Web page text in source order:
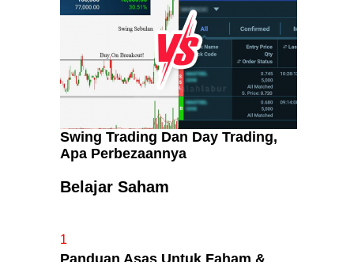
Swing Trading Dan Day Trading,
Apa Perbezaannya
Belajar Saham
1
Panduan Asas Untuk Faham &
Kenali Franchisee Disebalik